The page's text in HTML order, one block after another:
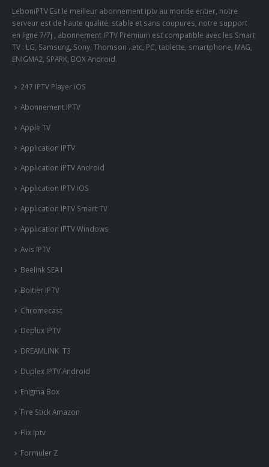
LeboniPTV Est le meilleur abonnement iptv au monde entier, notre
serveur est de haute qualité, stable et sans coupures, notre support
en ligne 7/7j , abonnement IPTV Premium est compatible avec les Smart
TV : LG, Samsung, Sony, Thomson ..etc, PC, tablette, smartphone, MAG,
ENIGMA2, SPARK, BOX Android.
247 IPTV Player iOS
Abonnement IPTV
Apple TV
Application IPTV
Application IPTV Android
Application IPTV iOS
Application IPTV Smart TV
Application IPTV Windows
Avis IPTV
Beelink SEA I
Boitier IPTV
Chromecast
Deplux IPTV
DREAMLINK T3
Duplex IPTV Android
Enigma Box
Fire Stick Amazon
Flix Iptv
Formuler Z